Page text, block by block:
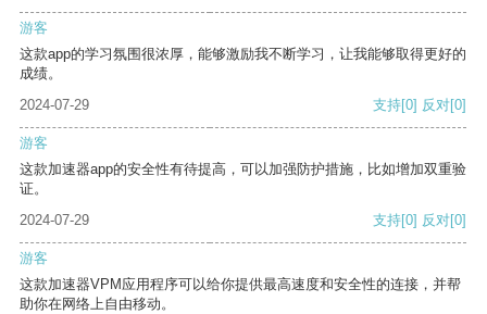
游客
这款app的学习氛围很浓厚，能够激励我不断学习，让我能够取得更好的
成绩。
2024-07-29
支持[0] 反对[0]
游客
这款加速器app的安全性有待提高，可以加强防护措施，比如增加双重验
证。
2024-07-29
支持[0] 反对[0]
游客
这款加速器VPM应用程序可以给你提供最高速度和安全性的连接，并帮
助你在网络上自由移动。